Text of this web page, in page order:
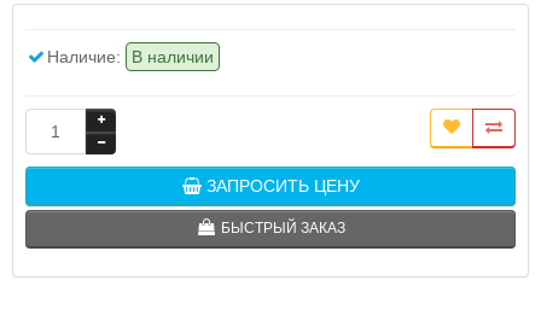
Наличие: В наличии
ЗАПРОСИТЬ ЦЕНУ
БЫСТРЫЙ ЗАКАЗ